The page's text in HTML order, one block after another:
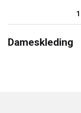
1
Dameskleding